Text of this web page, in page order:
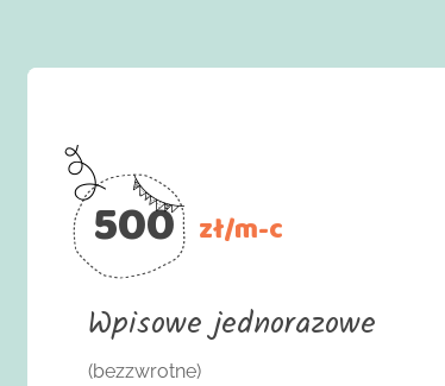
500 zł/m-c
Wpisowe jednorazowe
(bezzwrotne)